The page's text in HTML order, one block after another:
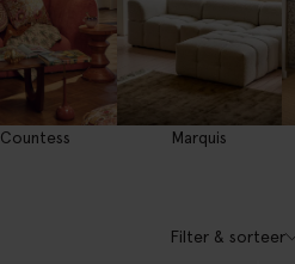
Countess Marquis
Filter & sorteer